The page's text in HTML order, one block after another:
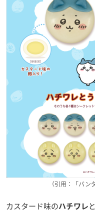
（引用：「バン
カスタード味のハチワレ